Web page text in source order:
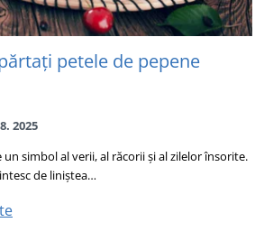
petele de pepene
2025
un simbol al verii, al răcorii și al zilelor însorite.
de liniștea…